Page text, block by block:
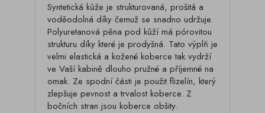
Syntetická kůže je strukturovaná, prošitá a
voděodolná díky čemuž se snadno udržuje.
Polyuretanová pěna pod kůží má pórovitou
strukturu díky které je prodyšná. Tato výplň je
velmi elastická a kožené koberce tak vydrží
ve Vaší kabině dlouho pružné a příjemné na
omak. Ze spodní části je použit flizelín, který
zlepšuje pevnost a trvalost koberce. Z
bočních stran jsou koberce obšity.